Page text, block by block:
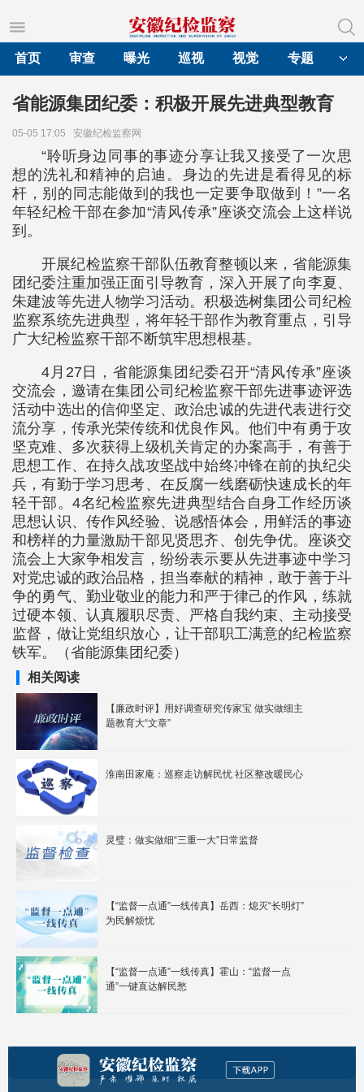
首页
审查 曝光 巡视 视觉 专题
省能源集团纪委：积极开展先进典型教育
05-05 17:05 安徽纪检监察网
“聆听身边同事的事迹分享让我又接受了一次思
想的洗礼和精神的启迪。身边的先进是看得见的标
杆，别的同志能做到的我也一定要争取做到！”一名
年轻纪检干部在参加“清风传承”座谈交流会上这样说
到。
开展纪检监察干部队伍教育整顿以来，省能源集
团纪委注重加强正面引导教育，深入开展了向李夏、
朱建波等先进人物学习活动。积极选树集团公司纪检
监察系统先进典型，将年轻干部作为教育重点，引导
广大纪检监察干部不断筑牢思想根基。
4月27日，省能源集团纪委召开“清风传承”座谈
交流会，邀请在集团公司纪检监察干部先进事迹评选
活动中选出的信仰坚定、政治忠诚的先进代表进行交
流分享，传承光荣传统和优良作风。他们中有勇于攻
坚克难、多次获得上级机关肯定的办案高手，有善于
思想工作、在持久战攻坚战中始终冲锋在前的执纪尖
兵，有勤于学习思考、在反腐一线磨砺快速成长的年
轻干部。4名纪检监察先进典型结合自身工作经历谈
思想认识、传作风经验、说感悟体会，用鲜活的事迹
和榜样的力量激励干部见贤思齐、创先争优。座谈交
流会上大家争相发言，纷纷表示要从先进事迹中学习
对党忠诚的政治品格，担当奉献的精神，敢于善于斗
争的勇气、勤业敬业的能力和严于律己的作风，练就
过硬本领、认真履职尽责、严格自我约束、主动接受
监督，做让党组织放心，让干部职工满意的纪检监察
铁军。（省能源集团纪委）
相关阅读
【廉政时评】用好调查研究传家宝 做实做细主
题教育大“文章”
淮南田家庵：巡察走访解民忧 社区整改暖民心
灵璧：做实做细“三重一大”日常监督
【“监督一点通”一线传真】岳西：熄灭“长明灯”
为民解烦忧
【“监督一点通”一线传真】霍山：“监督一点
通”一键直达解民愁